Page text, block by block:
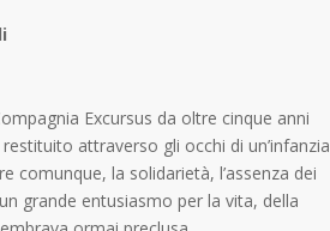
Excursus da oltre cinque anni
attraverso gli occhi di un’infanzia
comunque, la solidarietà, l’assenza dei
grande entusiasmo per la vita, della